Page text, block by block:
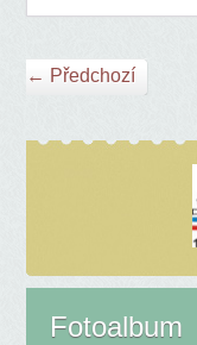
← Předchozí
Fotoalbum